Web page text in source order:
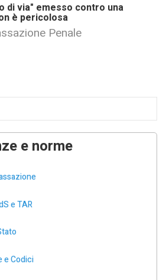
di via" emesso contro una
è pericolosa
Penale
e norme
e TAR
e Codici